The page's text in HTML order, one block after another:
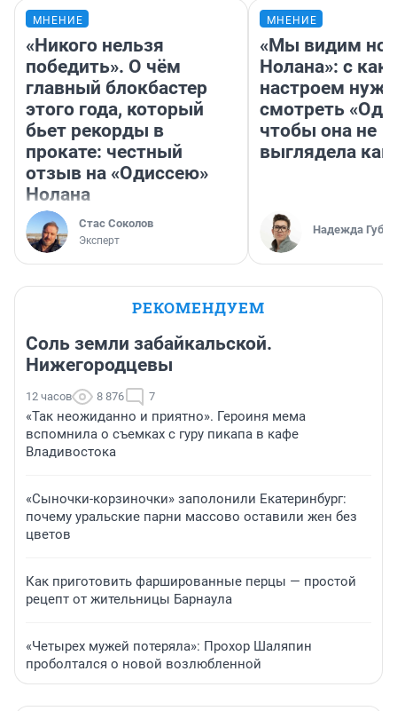
МНЕНИЕ
«Никого нельзя
победить». О чём
главный блокбастер
этого года, который
бьет рекорды в
прокате: честный
отзыв на «Одиссею»
Нолана
Стас Соколов
Эксперт
МНЕНИЕ
«Мы видим
Нолана»: с
настроем
смотреть
чтобы она не
выглядела как
Надежда
РЕКОМЕНДУЕМ
Соль земли забайкальской.
Нижегородцевы
12 часов 8 876 7
«Так неожиданно и приятно». Героиня мема
вспомнила о съемках с гуру пикапа в кафе
Владивостока
«Сыночки-корзиночки» заполонили Екатеринбург:
почему уральские парни массово оставили жен без
цветов
Как приготовить фаршированные перцы — простой
рецепт от жительницы Барнаула
«Четырех мужей потеряла»: Прохор Шаляпин
проболтался о новой возлюбленной